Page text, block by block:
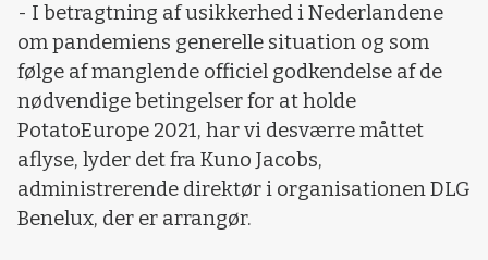
- I betragtning af usikkerhed i Nederlandene
om pandemiens generelle situation og som
følge af manglende officiel godkendelse af de
nødvendige betingelser for at holde
PotatoEurope 2021, har vi desværre måttet
aflyse, lyder det fra Kuno Jacobs,
administrerende direktør i organisationen DLG
Benelux, der er arrangør.